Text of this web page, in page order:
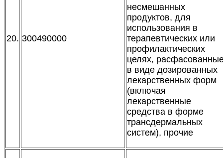
20. 300490000
несмешанных
продуктов, для
использования в
терапевтических или
профилактических
целях,
в виде дозированных
лекарственных форм
(включая
лекарственные
средства в форме
трансдермальных
систем), прочие